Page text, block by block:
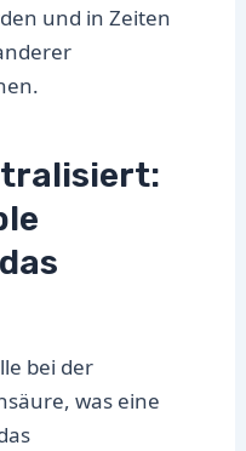
und in Zeiten
bei der
was eine